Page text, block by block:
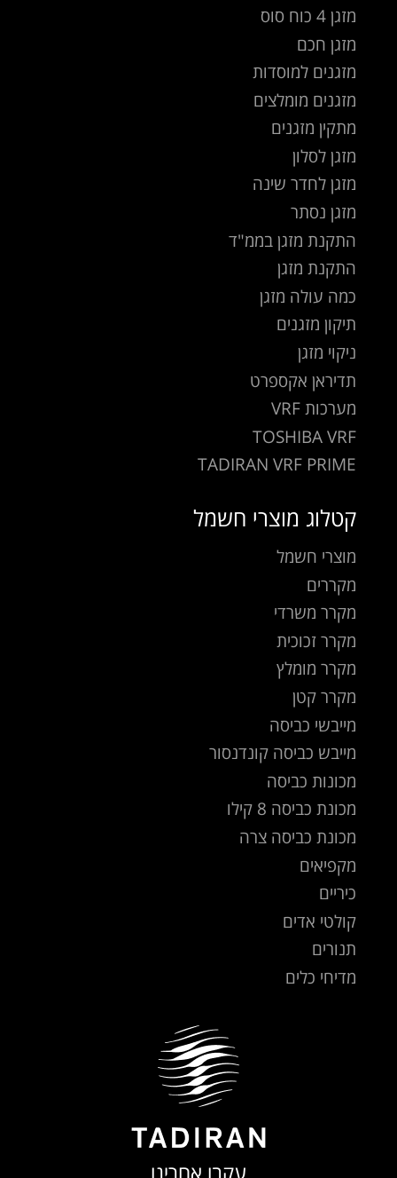
מזגן 4 כוח סוס
מזגן חכם
מזגנים למוסדות
מזגנים מומלצים
מתקין מזגנים
מזגן לסלון
מזגן לחדר שינה
מזגן נסתר
התקנת מזגן בממ"ד
התקנת מזגן
כמה עולה מזגן
תיקון מזגנים
ניקוי מזגן
תדיראן אקספרט
מערכות VRF
TOSHIBA VRF
TADIRAN VRF PRIME
קטלוג מוצרי חשמל
מוצרי חשמל
מקררים
מקרר משרדי
מקרר זכוכית
מקרר מומלץ
מקרר קטן
מייבשי כביסה
מייבש כביסה קונדנסור
מכונות כביסה
מכונת כביסה 8 קילו
מכונת כביסה צרה
מקפיאים
כיריים
קולטי אדים
תנורים
מדיחי כלים